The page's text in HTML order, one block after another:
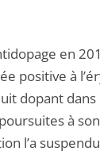
en
positive à
dopant
poursuites à
l’a